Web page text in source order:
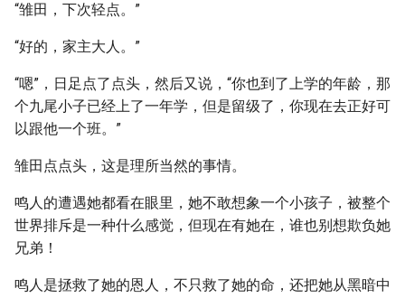
“雏田，下次轻点。”
“好的，家主大人。”
“嗯”，日足点了点头，然后又说，“你也到了上学的年龄，那
个九尾小子已经上了一年学，但是留级了，你现在去正好可
以跟他一个班。”
雏田点点头，这是理所当然的事情。
鸣人的遭遇她都看在眼里，她不敢想象一个小孩子，被整个
世界排斥是一种什么感觉，但现在有她在，谁也别想欺负她
兄弟！
鸣人是拯救了她的恩人，不只救了她的命，还把她从黑暗中